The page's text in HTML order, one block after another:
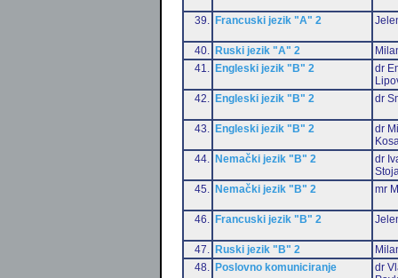
39. Francuski jezik "A" 2
40. Ruski jezik "A" 2
41.
Engleski jezik "B" 2
dr
42.
Engleski jezik "B" 2 dr
43. Engleski jezik "B" 2
dr
44.
Nemački jezik "B" 2
dr
45.
Nemački jezik "B" 2 mr
46. Francuski jezik "B" 2
47. Ruski jezik "B" 2
48.
Poslovno komuniciranje
dr